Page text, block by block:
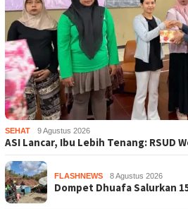
SEHAT 9 Agustus 2026
ASI Lancar, Ibu Lebih Tenang: RSUD
FLASHNEWS 8 Agustus 2026
Dompet Dhuafa Salurkan